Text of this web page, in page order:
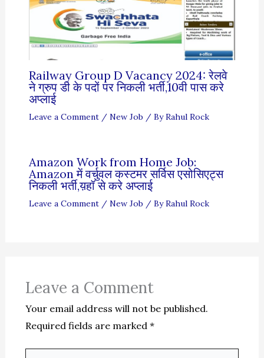
Railway Group D Vacancy 2024: रेलवे
ने ग्रुप डी के पदों पर निकली भर्ती,10वी पास करे
अप्लाई
Leave a Comment / New Job / ByRahul Rock
Amazon Work from Home Job:
Amazon में वर्चुवल कस्टमर सर्विस एसोसिएट्स
निकली भर्ती,य़हॉ से करे अप्लाई
Leave a Comment / New Job / ByRahul Rock
Leave a Comment
Your email address will not be published.
Required fields are marked *